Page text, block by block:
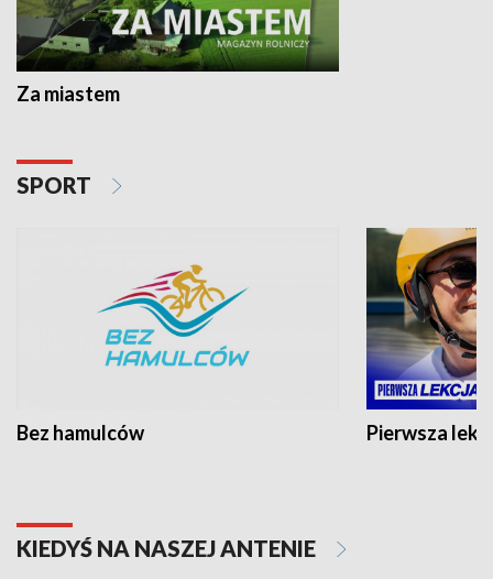
Za miastem
SPORT
Bez hamulców Pierwsza
KIEDYŚ NA NASZEJ ANTENIE